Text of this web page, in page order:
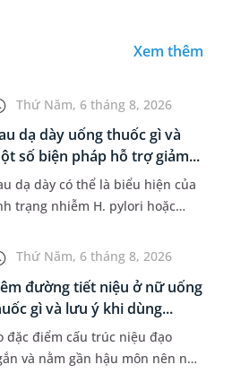
Xem thêm
Thứ Năm, 6 tháng 8, 2026
dạ dày uống thuốc gì và
số biện pháp hỗ trợ giảm...
dạ dày có thể là biểu hiện của
trạng nhiễm H. pylori hoặc
theo nguyên nhân cụ thể, bác
sẽ cân nhắc chỉ định p...
Thứ Năm, 6 tháng 8, 2026
đường tiết niệu ở nữ uống
gì và lưu ý khi dùng...
đặc điểm cấu trúc niệu đạo
và nằm gần hậu môn nên nữ